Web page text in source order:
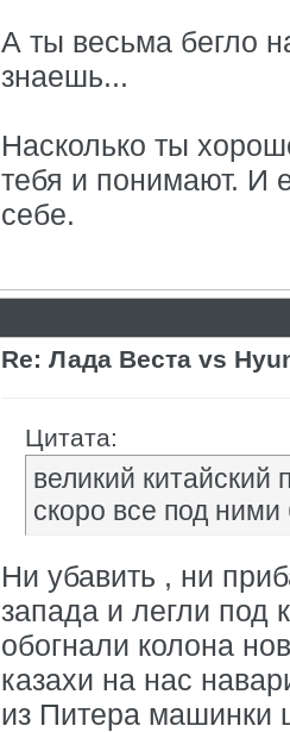
А ты весьма бегло
знаешь...
Насколько ты
тебя и понимают. И
себе.
Re: Лада Веста vs
Цитата:
великий китайский
скоро все под
Ни убавить , ни
запада и легли под
обогнали колона
казахи на нас
из Питера машинки